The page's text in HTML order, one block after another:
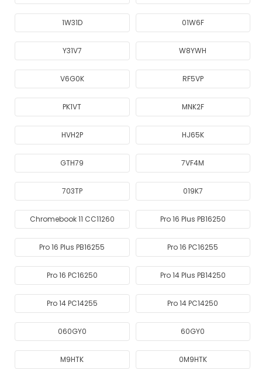
1W31D 01W6F
Y31V7 W8YWH
V6G0K RF5VP
PK1VT MNK2F
HVH2P HJ65K
GTH79 7VF4M
703TP 019K7
Chromebook 11 CC11260 Pro 16 Plus PB16250
Pro 16 Plus PB16255 Pro 16 PC16255
Pro 16 PC16250 Pro 14 Plus PB14250
Pro 14 PC14255 Pro 14 PC14250
060GY0 60GY0
M9HTK 0M9HTK